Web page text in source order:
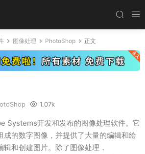
图像处理 PhotoShop 正文
1.07k
Systems开发和发布的图像处理软件。它
成的数字图像，并提供了大量的编辑和绘
和创建图片。除了图像处理，